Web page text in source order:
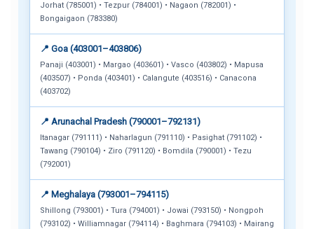
Jorhat (785001) • Tezpur (784001) • Nagaon (782001) •
Bongaigaon (783380)
📍 Goa (403001–403806)
Panaji (403001) • Margao (403601) • Vasco (403802) • Mapusa
(403507) • Ponda (403401) • Calangute (403516) • Canacona
(403702)
📍 Arunachal Pradesh (790001–792131)
Itanagar (791111) • Naharlagun (791110) • Pasighat (791102) •
Tawang (790104) • Ziro (791120) • Bomdila (790001) • Tezu
(792001)
📍 Meghalaya (793001–794115)
Shillong (793001) • Tura (794001) • Jowai (793150) • Nongpoh
(793102) • Williamnagar (794114) • Baghmara (794103) • Mairang